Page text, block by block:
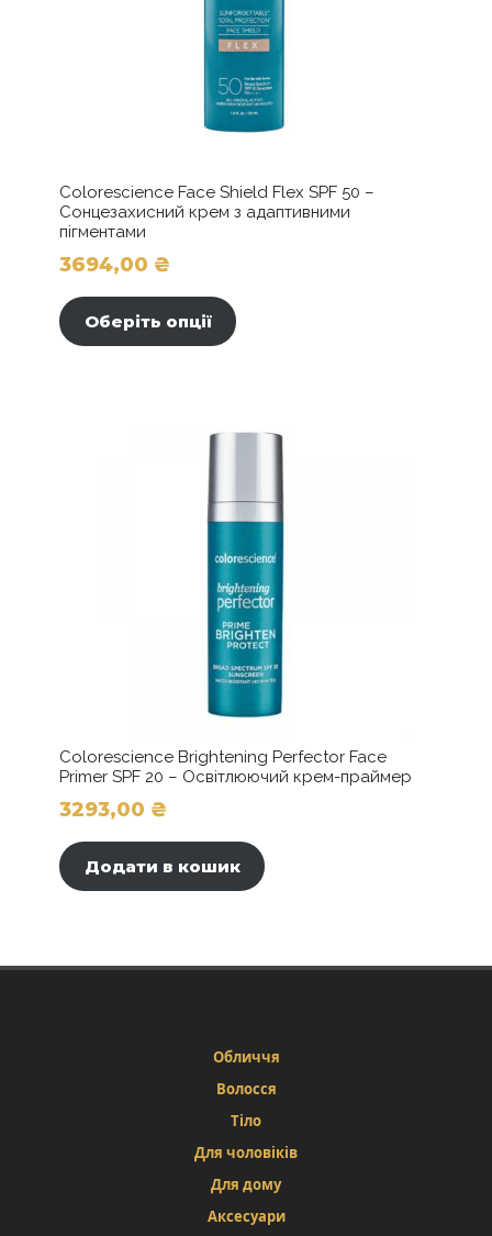
Colorescience Face Shield Flex SPF 50 –
Сонцезахисний крем з адаптивними
пігментами
3694,00 ₴
Оберіть опції
можна
вибрати
сторінці
Colorescience Brightening Perfector Face
Primer SPF 20 – Освітлюючий крем-праймер
3293,00 ₴
Додати в кошик
Обличчя
Волосся
Тіло
Для чоловіків
Для дому
Аксесуари